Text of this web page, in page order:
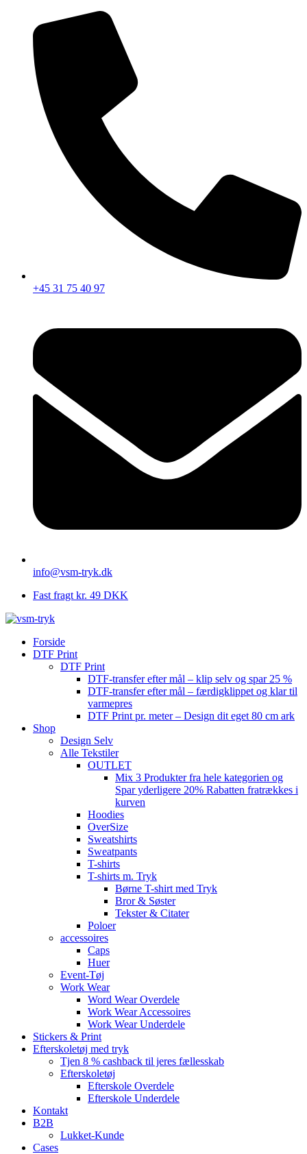
indhold
+45 31 75 40 97
info@vsm-tryk.dk
Fast fragt kr. 49 DKK
Forside
DTF Print
DTF Print
DTF-transfer efter mål – klip selv og spar 25 %
DTF-transfer efter mål – færdigklippet og klar til
varmepres
DTF Print pr. meter – Design dit eget 80 cm ark
Shop
Design Selv
Alle Tekstiler
OUTLET
Mix 3 Produkter fra hele kategorien og
Spar yderligere 20% Rabatten fratrækkes i
kurven
Hoodies
OverSize
Sweatshirts
Sweatpants
T-shirts
T-shirts m. Tryk
Børne T-shirt med Tryk
Bror & Søster
Tekster & Citater
Poloer
accessoires
Caps
Huer
Event-Tøj
Work Wear
Word Wear Overdele
Work Wear Accessoires
Work Wear Underdele
Stickers & Print
Efterskoletøj med tryk
Tjen 8 % cashback til jeres fællesskab
Efterskoletøj
Efterskole Overdele
Efterskole Underdele
Kontakt
B2B
Lukket-Kunde
Cases